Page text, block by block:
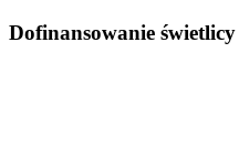
Dofinansowanie świetlicy